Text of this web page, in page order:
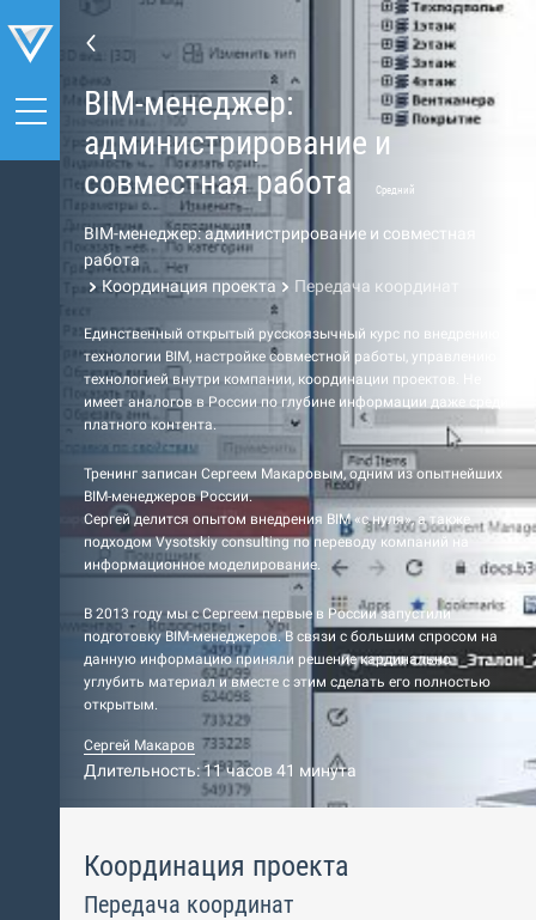
BIM-менеджер:
администрирование и
совместная работа
Средний
BIM-менеджер: администрирование и совместная
работа
Координация проекта
Передача координат
Единственный открытый русскоязычный курс по внедрению
технологии BIM, настройке совместной работы, управлению
технологией внутри компании, координации проектов. Не
имеет аналогов в России по глубине информации даже среди
платного контента.
Тренинг записан Сергеем Макаровым, одним из опытнейших
BIM-менеджеров России.
Сергей делится опытом внедрения BIM «с нуля», а также
подходом Vysotskiy consulting по переводу компаний на
информационное моделирование.
В 2013 году мы с Сергеем первые в России запустили
подготовку BIM-менеджеров. В связи с большим спросом на
данную информацию приняли решение кардинально
углубить материал и вместе с этим сделать его полностью
открытым.
Сергей Макаров
Длительность: 11 часов 41 минута
Координация проекта
Передача координат